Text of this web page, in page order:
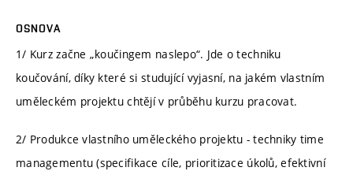
OSNOVA
1/ Kurz začne „koučingem naslepo“. Jde o techniku
koučování, díky které si studující vyjasní, na jakém vlastním
uměleckém projektu chtějí v průběhu kurzu pracovat.
2/ Produkce vlastního uměleckého projektu - techniky time
managementu (specifikace cíle, prioritizace úkolů, efektivní